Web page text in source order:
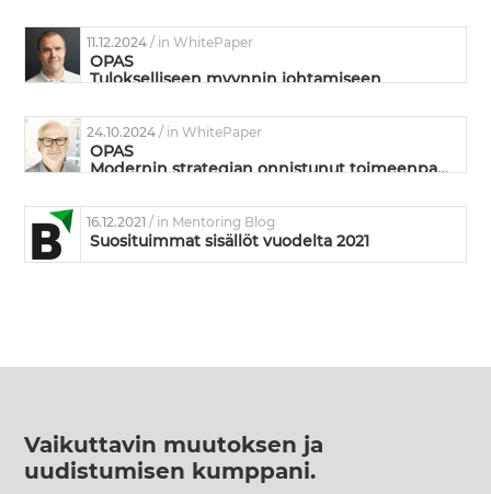
11.12.2024/ in WhitePaper
OPAS
Tulokselliseen myynnin johtamiseen
24.10.2024/ in WhitePaper
OPAS
Modernin strategian onnistunut toimeenpano
16.12.2021/ in Mentoring Blog
Suosituimmat sisällöt vuodelta 2021
Vaikuttavin muutoksen ja
uudistumisen kumppani.